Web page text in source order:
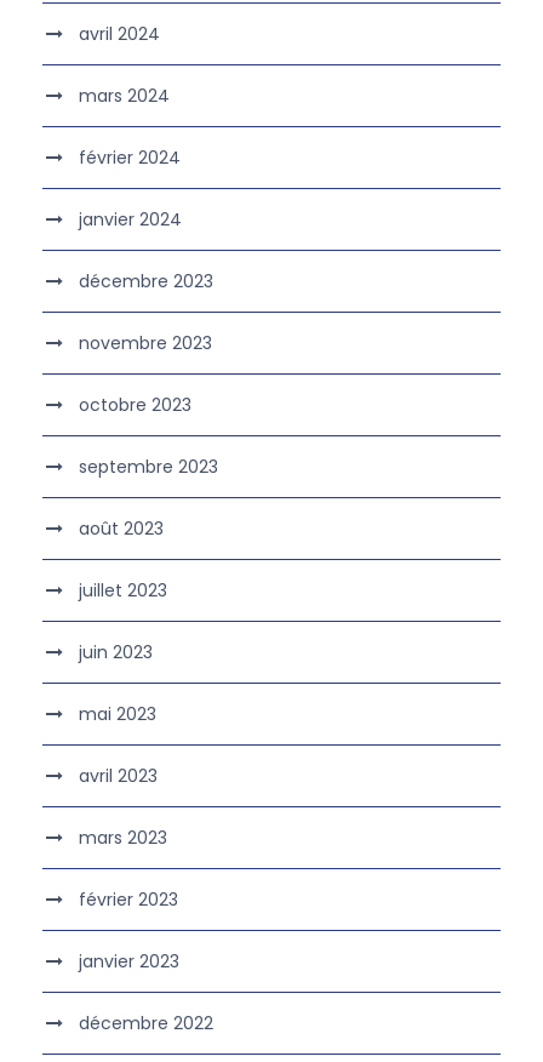
avril 2024
mars 2024
février 2024
janvier 2024
décembre 2023
novembre 2023
octobre 2023
septembre 2023
août 2023
juillet 2023
juin 2023
mai 2023
avril 2023
mars 2023
février 2023
janvier 2023
décembre 2022